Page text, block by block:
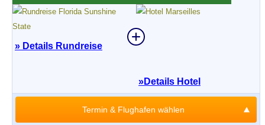
» Details Rundreise
»Details Hotel
Termin & Flughafen wählen